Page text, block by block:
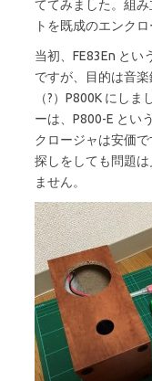
ててみました。組
トを既成のエンク
当初、FE83En とい
ですが、目的は音
（?）P800K にし
ーは、P800-E とい
クロージャは安価
探しをしても問題
ません。